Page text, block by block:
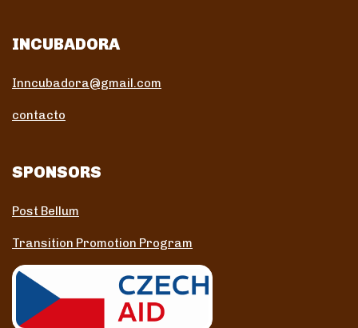
INCUBADORA
Inncubadora@gmail.com
contacto
SPONSORS
Post Bellum
Transition Promotion Program